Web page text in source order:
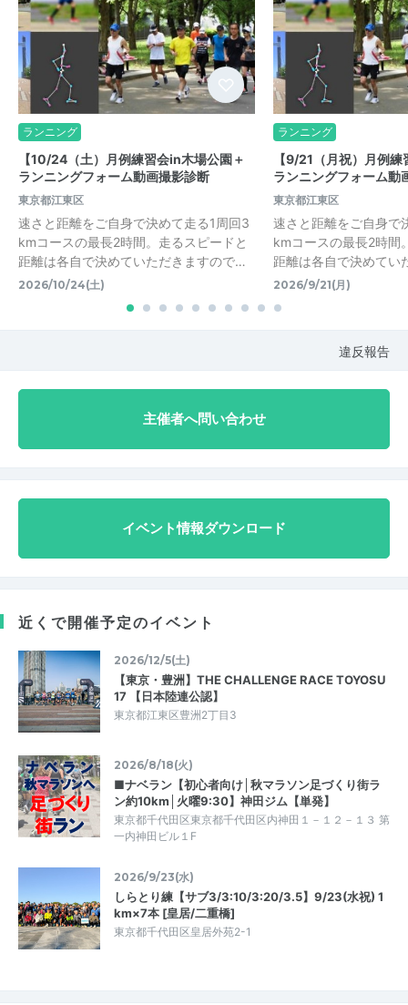
ランニング
【10/24（土）月例練習会in木場公園＋
ランニングフォーム動画撮影診断
東京都江東区
速さと距離をご自身で決めて走る1周回3
kmコースの最長2時間。走るスピードと
距離は各自で決めていただきますので…
2026/10/24(土)
ランニング
【9/21（月祝）月例
ランニングフォーム動
東京都江東区
速さと距離をご自身で
kmコースの最長2時間
距離は各自で決めてい
2026/9/21(月)
違反報告
主催者へ問い合わせ
イベント情報ダウンロード
近くで開催予定のイベント
2026/12/5(土)
【東京・豊洲】THE CHALLENGE RACE TOYOSU
17 【日本陸連公認】
東京都江東区豊洲2丁目3
2026/8/18(火)
■ナベラン【初心者向け│秋マラソン足づくり街ラ
ン約10km│火曜9:30】神田ジム【単発】
東京都千代田区東京都千代田区内神田１－１２－１３ 第
一内神田ビル１F
2026/9/23(水)
しらとり練【サブ3/3:10/3:20/3.5】9/23(水祝) 1
km×7本 [皇居/二重橋]
東京都千代田区皇居外苑2-1